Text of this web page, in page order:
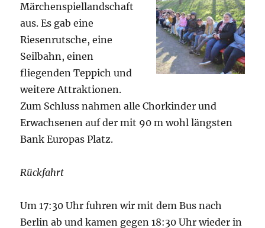
Märchenspiellandschaft
aus. Es gab eine
Riesenrutsche, eine
Seilbahn, einen
fliegenden Teppich und
weitere Attraktionen.
Zum Schluss nahmen alle Chorkinder und
Erwachsenen auf der mit 90 m wohl längsten
Bank Europas Platz.
Rückfahrt
Um 17:30 Uhr fuhren wir mit dem Bus nach
Berlin ab und kamen gegen 18:30 Uhr wieder in